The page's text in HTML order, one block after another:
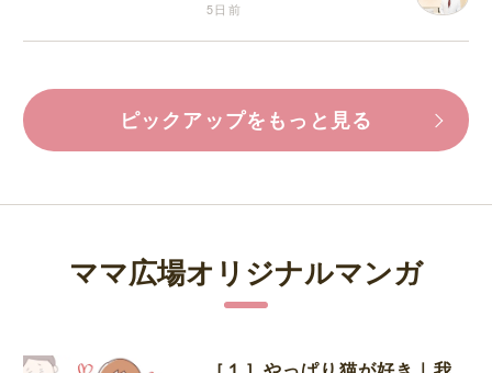
5日前
ピックアップをもっと見る
ママ広場オリジナルマンガ